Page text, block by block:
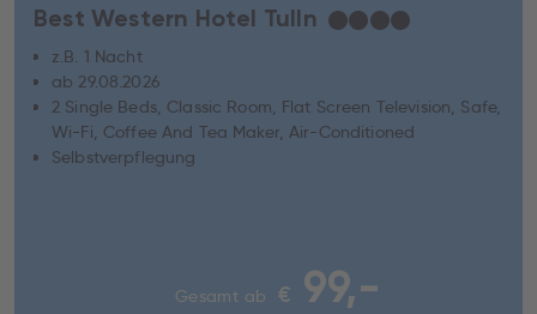
Best Western Hotel Tulln ★★★★
z.B. 1 Nacht
ab 29.08.2026
2 Single Beds, Classic Room, Flat Screen Television, Safe,
Wi-Fi, Coffee And Tea Maker, Air-Conditioned
Selbstverpflegung
Gesamt ab € 99,-